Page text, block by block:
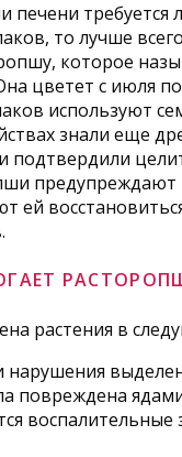
печени требуется
то лучше
которое
цветет с июля по
используют
знали еще
подтвердили
предупреждают
ей
растения в
повреждена
воспалительные